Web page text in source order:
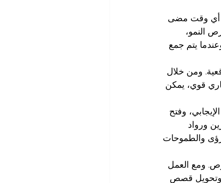
من أي وقت مضى
النمو،
يتم جمع
ومن خلال
قوي، يمكن
وفتح
ورواد
والطموحات
ومع العمل
وتحويل قصص